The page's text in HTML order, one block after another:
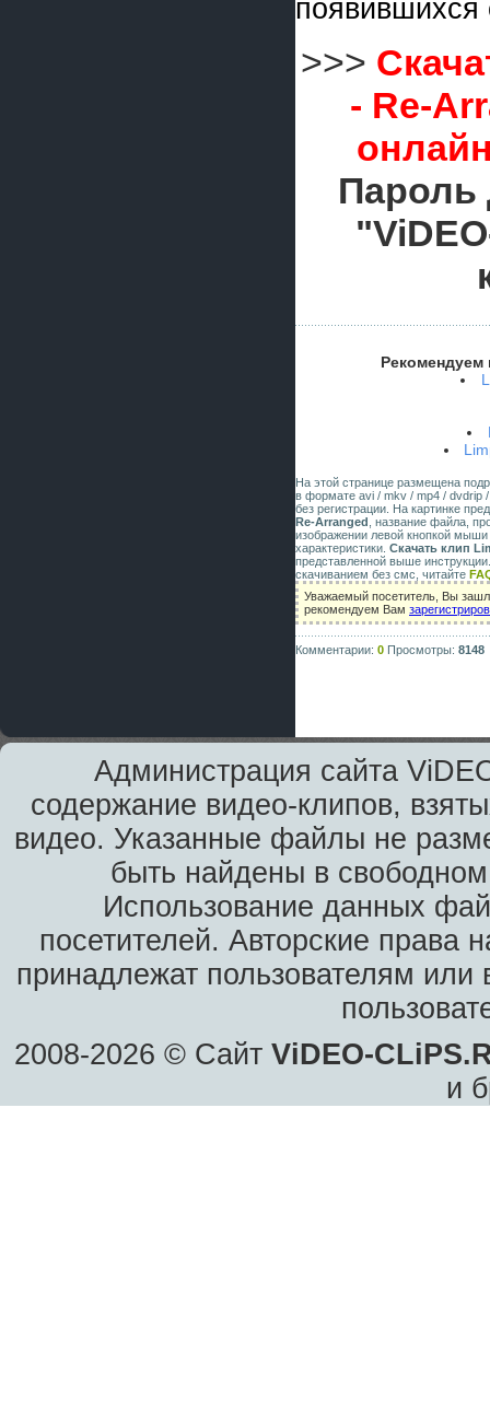
появившихся
>>>
- Re-
Пароль
Рекомендуем
На этой странице размещена
в формате avi / mkv / mp4 / dvdrip
без регистрации. На картинке
Re-Arranged , название файла,
изображении левой кнопкой
характеристики. Скачать клип
представленной выше
скачиванием без смс, читайте
Уважаемый посетитель, Вы
рекомендуем Вам
Комментарии: 0 Просмотры: 8148
Администрация сайта
содержание видео-клипов,
видео. Указанные файлы не
быть найдены в
Использование данных
посетителей. Авторские права
принадлежат пользователям или
2008-2026 © Сайт ViDEO-
и